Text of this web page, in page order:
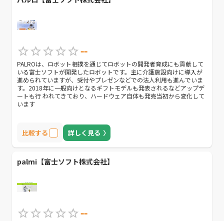
--
PALROは、ロボット相撲を通じてロボットの開発者育成にも貢献して
いる富士ソフトが開発したロボットです。主に介護施設向けに導入が
進められていますが、受付やプレゼンなどでの法人利用も進んでいま
す。2018年に一般向けとなるギフトモデルも発表されるなどアップデ
ートも行 われてきており、ハードウェア自体も発売当初から変化して
います
比較する 詳しく見る
palmi【富士ソフト株式会社】
--